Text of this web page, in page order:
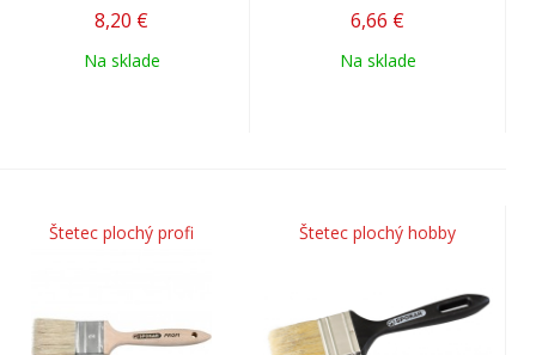
8,20 €
Na sklade
6,66 €
Na sklade
Štetec plochý profi Štetec plochý hobby